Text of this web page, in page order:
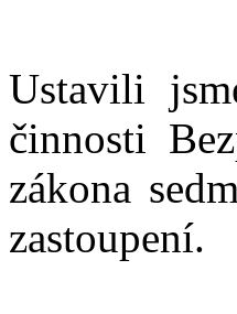
Ustavili
činnosti
zákona
zastoupení.